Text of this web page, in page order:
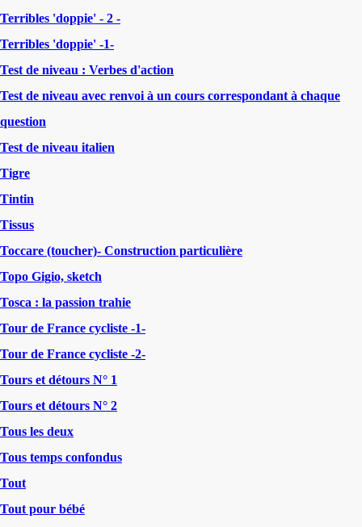
Terribles 'doppie' - 2 -
Terribles 'doppie' -1-
Test de niveau : Verbes d'action
Test de niveau avec renvoi à un cours correspondant à chaque
question
Test de niveau italien
Tigre
Tintin
Tissus
Toccare (toucher)- Construction particulière
Topo Gigio, sketch
Tosca : la passion trahie
Tour de France cycliste -1-
Tour de France cycliste -2-
Tours et détours N° 1
Tours et détours N° 2
Tous les deux
Tous temps confondus
Tout
Tout pour bébé